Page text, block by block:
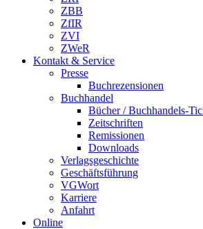
ZBB
ZfIR
ZVI
ZWeR
Kontakt & Service
Presse
Buchrezensionen
Buchhandel
Bücher / Buchhandels-
Zeitschriften
Remissionen
Downloads
Verlagsgeschichte
Geschäftsführung
VGWort
Karriere
Anfahrt
Online